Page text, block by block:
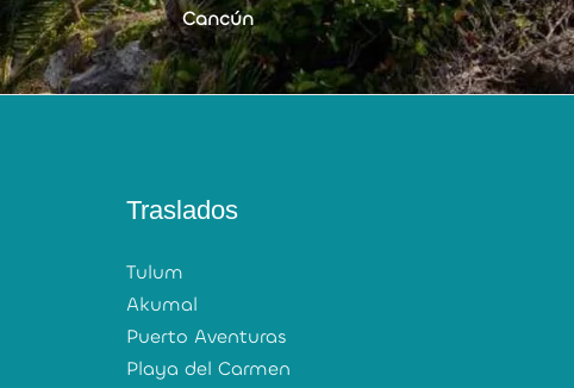
Cancún
Traslados
Tulum
Akumal
Puerto Aventuras
Playa del Carmen